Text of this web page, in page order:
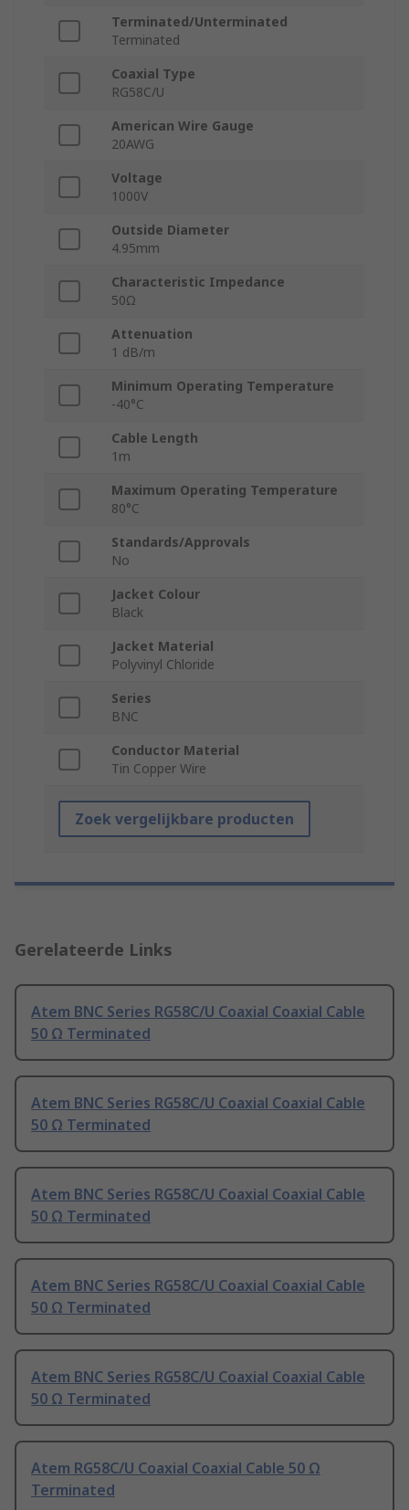
Terminated/Unterminated
Terminated
Coaxial Type
RG58C/U
American Wire Gauge
20AWG
Voltage
1000V
Outside Diameter
4.95mm
Characteristic Impedance
50Ω
Attenuation
1 dB/m
Minimum Operating Temperature
-40°C
Cable Length
1m
Maximum Operating Temperature
80°C
Standards/Approvals
No
Jacket Colour
Black
Jacket Material
Polyvinyl Chloride
Series
BNC
Conductor Material
Tin Copper Wire
Zoek vergelijkbare producten
Gerelateerde Links
Atem BNC Series RG58C/U Coaxial Coaxial Cable
50 Ω Terminated
Atem BNC Series RG58C/U Coaxial Coaxial Cable
50 Ω Terminated
Atem BNC Series RG58C/U Coaxial Coaxial Cable
50 Ω Terminated
Atem BNC Series RG58C/U Coaxial Coaxial Cable
50 Ω Terminated
Atem BNC Series RG58C/U Coaxial Coaxial Cable
50 Ω Terminated
Atem RG58C/U Coaxial Coaxial Cable 50 Ω
Terminated